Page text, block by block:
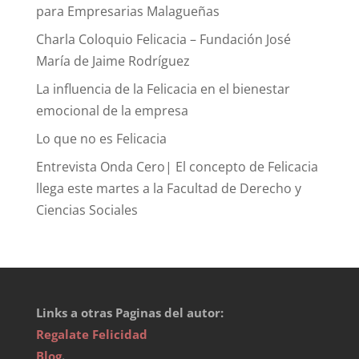
para Empresarias Malagueñas
Charla Coloquio Felicacia – Fundación José
María de Jaime Rodríguez
La influencia de la Felicacia en el bienestar
emocional de la empresa
Lo que no es Felicacia
Entrevista Onda Cero| El concepto de Felicacia
llega este martes a la Facultad de Derecho y
Ciencias Sociales
Links a otras Paginas del autor:
Regalate Felicidad
Blog.